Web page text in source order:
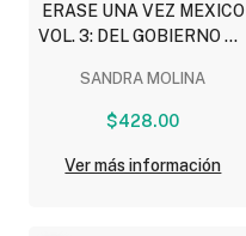
ERASE UNA VEZ MEXICO
VOL. 3: DEL GOBIERNO DE
DEL PRI
SANDRA MOLINA
$428.00
Ver más información